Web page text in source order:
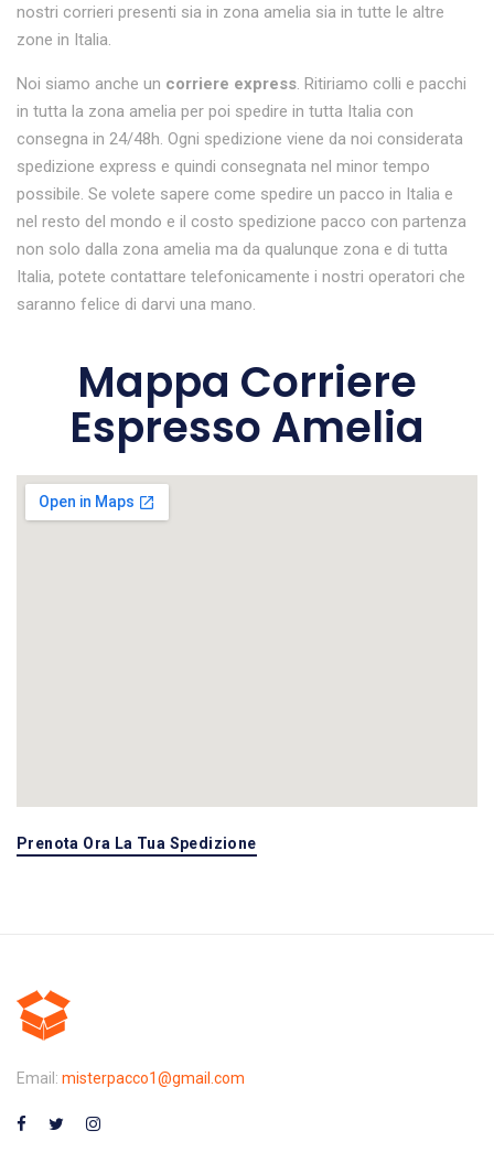
nostri corrieri presenti sia in zona amelia sia in tutte le altre
zone in Italia.
Noi siamo anche un corriere express. Ritiriamo colli e pacchi
in tutta la zona amelia per poi spedire in tutta Italia con
consegna in 24/48h. Ogni spedizione viene da noi considerata
spedizione express e quindi consegnata nel minor tempo
possibile. Se volete sapere come spedire un pacco in Italia e
nel resto del mondo e il costo spedizione pacco con partenza
non solo dalla zona amelia ma da qualunque zona e di tutta
Italia, potete contattare telefonicamente i nostri operatori che
saranno felice di darvi una mano.
Mappa Corriere
Espresso Amelia
Prenota Ora La Tua Spedizione
Email: misterpacco1@gmail.com